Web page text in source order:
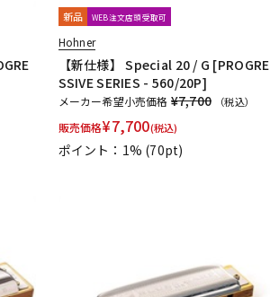
新品 WEB注文店頭受取可
Hohner
【新仕様】 Special 20 / G [PROGRE
SSIVE SERIES - 560/20P]
メーカー希望小売価格 ¥7,700 （税込）
販売価格¥7,700(税込)
ポイント：1% (70pt)